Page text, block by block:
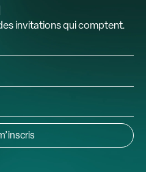
invitations qui comptent.